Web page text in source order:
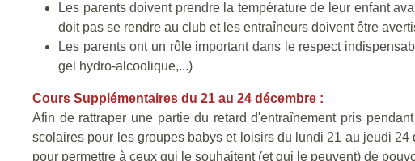
Les parents doivent prendre la température de leur enfant
doit pas se rendre au club et les entraîneurs doivent être
Les parents ont un rôle important dans le respect
gel hydro-alcoolique,...)
Cours Supplémentaires du 21 au 24 décembre :
Afin de rattraper une partie du retard d'entraînement pris
scolaires pour les groupes babys et loisirs du lundi 21 au jeudi
pour permettre à ceux qui le souhaitent (et qui le peuvent) de